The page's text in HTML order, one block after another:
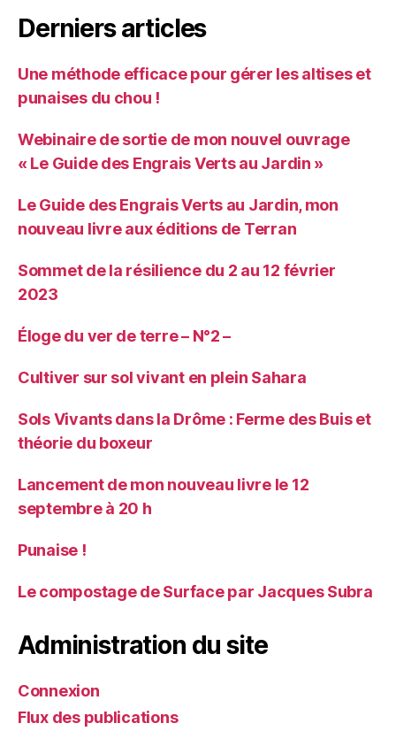
Derniers articles
Une méthode efficace pour gérer les altises et
punaises du chou !
Webinaire de sortie de mon nouvel ouvrage
« Le Guide des Engrais Verts au Jardin »
Le Guide des Engrais Verts au Jardin, mon
nouveau livre aux éditions de Terran
Sommet de la résilience du 2 au 12 février
2023
Éloge du ver de terre – N°2 –
Cultiver sur sol vivant en plein Sahara
Sols Vivants dans la Drôme : Ferme des Buis et
théorie du boxeur
Lancement de mon nouveau livre le 12
septembre à 20 h
Punaise !
Le compostage de Surface par Jacques Subra
Administration du site
Connexion
Flux des publications